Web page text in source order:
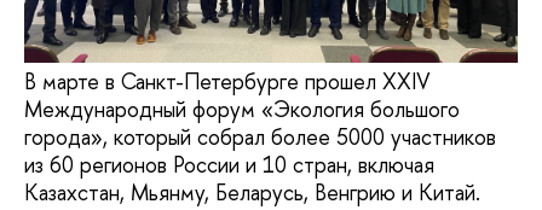
В марте в Санкт-Петербурге прошел XXIV
Международный форум «Экология большого
города», который собрал более 5000 участников
из 60 регионов России и 10 стран, включая
Казахстан, Мьянму, Беларусь, Венгрию и Китай.